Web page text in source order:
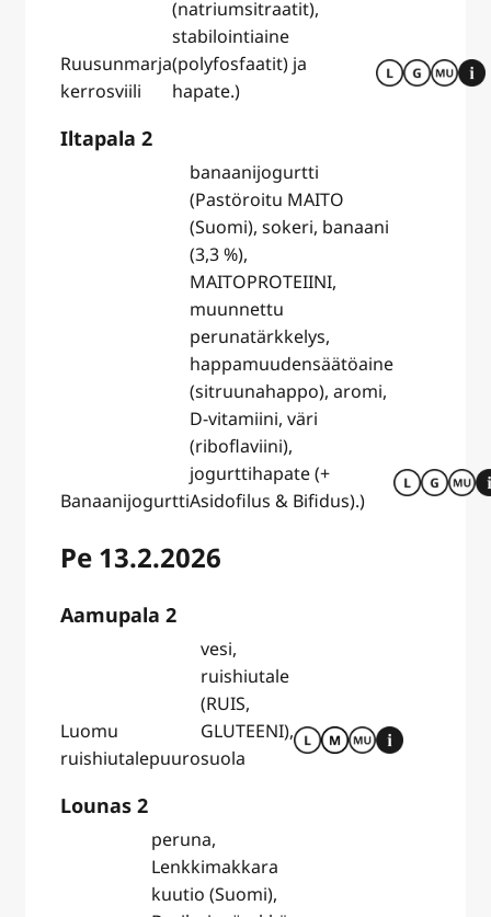
Ruusunmarja
kerrosviili
(natriumsitraatit),
stabilointiaine
(polyfosfaatit) ja
hapate.)
Iltapala 2
Banaanijogurtti
banaanijogurtti
(Pastöroitu MAITO
(Suomi), sokeri, banaani
(3,3 %),
MAITOPROTEIINI,
muunnettu
perunatärkkelys,
happamuudensäätöaine
(sitruunahappo), aromi,
D-vitamiini, väri
(riboflaviini),
jogurttihapate (+
Asidofilus & Bifidus).)
Pe 13.2.2026
Aamupala 2
Luomu
ruishiutalepuuro
vesi,
ruishiutale
(RUIS,
GLUTEENI),
suola
Lounas 2
peruna,
Lenkkimakkara
kuutio (Suomi),